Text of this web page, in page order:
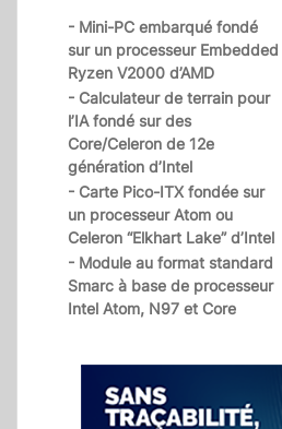
- Mini-PC embarqué fondé
sur un processeur Embedded
Ryzen V2000 d’AMD
- Calculateur de terrain pour
l’IA fondé sur des
Core/Celeron de 12e
génération d’Intel
- Carte Pico-ITX fondée sur
un processeur Atom ou
Celeron “Elkhart Lake” d’Intel
- Module au format standard
Smarc à base de processeur
Intel Atom, N97 et Core